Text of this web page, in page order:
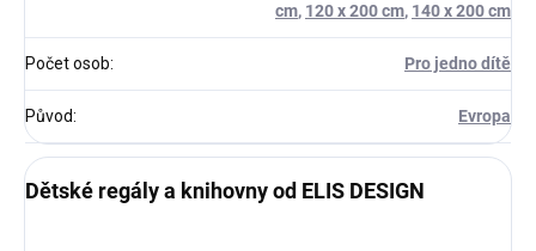
cm, 120 x 200 cm, 140 x 200 cm
Počet osob: Pro jedno dítě
Původ: Evropa
Dětské regály a knihovny od ELIS DESIGN